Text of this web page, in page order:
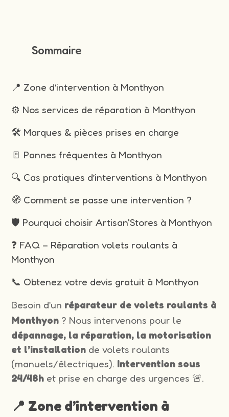
Sommaire
📍 Zone d’intervention à Monthyon
⚙️ Nos services de réparation à Monthyon
🛠️ Marques & pièces prises en charge
🚪 Pannes fréquentes à Monthyon
🔍 Cas pratiques d’interventions à Monthyon
🧭 Comment se passe une intervention ?
🛡️ Pourquoi choisir Artisan'Stores à Monthyon
❓ FAQ – Réparation volets roulants à
Monthyon
📞 Obtenez votre devis gratuit à Monthyon
Besoin d’un réparateur de volets roulants à
Monthyon ? Nous intervenons pour le
dépannage, la réparation, la motorisation
et l’installation de volets roulants
(manuels/électriques). Intervention sous
24/48h et prise en charge des urgences 🚨.
📍 Zone d’intervention à